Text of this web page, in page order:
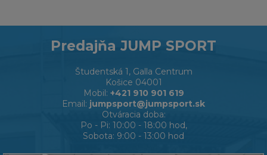
Predajňa JUMP SPORT
Študentská 1, Galla Centrum
Košice 04001
Mobil: +421 910 901 619
Email: jumpsport@jumpsport.sk
Otváracia doba:
Po - Pi: 10:00 - 18:00 hod,
Sobota: 9:00 - 13:00 hod